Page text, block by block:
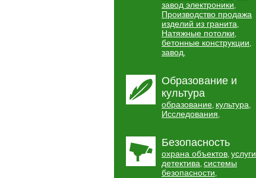
завод электроники,
Производство продажа
изделий из гранита,
Натяжные потолки,
бетонные конструкции,
завод,
Образование и
культура
образование, культура,
Исследования,
Безопасность
охрана объектов, услуги
детектива, системы
безопасности,